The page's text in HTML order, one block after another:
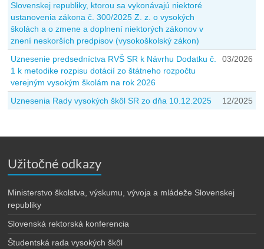
Slovenskej republiky, ktorou sa vykonávajú niektoré
ustanovenia zákona č. 300/2025 Z. z. o vysokých
školách a o zmene a doplnení niektorých zákonov v
znení neskorších predpisov (vysokoškolský zákon)
Uznesenie predsedníctva RVŠ SR k Návrhu Dodatku č.
1 k metodike rozpisu dotácií zo štátneho rozpočtu
verejným vysokým školám na rok 2026
03/2026
Uznesenia Rady vysokých škôl SR zo dňa 10.12.2025 12/2025
Užitočné odkazy
Ministerstvo školstva, výskumu, vývoja a mládeže Slovenskej
republiky
Slovenská rektorská konferencia
Študentská rada vysokých škôl